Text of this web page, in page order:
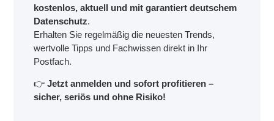
kostenlos, aktuell und mit garantiert deutschem
Datenschutz.
Erhalten Sie regelmäßig die neuesten Trends,
wertvolle Tipps und Fachwissen direkt in Ihr
Postfach.
👉 Jetzt anmelden und sofort profitieren –
sicher, seriös und ohne Risiko!